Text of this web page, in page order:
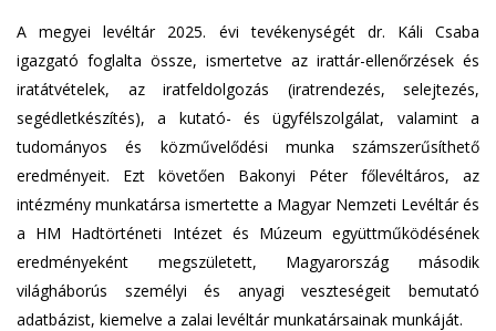
A megyei levéltár 2025. évi tevékenységét dr. Káli Csaba
igazgató foglalta össze, ismertetve az irattár-ellenőrzések és
iratátvételek, az iratfeldolgozás (iratrendezés, selejtezés,
segédletkészítés), a kutató- és ügyfélszolgálat, valamint a
tudományos és közművelődési munka számszerűsíthető
eredményeit. Ezt követően Bakonyi Péter főlevéltáros, az
intézmény munkatársa ismertette a Magyar Nemzeti Levéltár és
a HM Hadtörténeti Intézet és Múzeum együttműködésének
eredményeként megszületett, Magyarország második
világháborús személyi és anyagi veszteségeit bemutató
adatbázist, kiemelve a zalai levéltár munkatársainak munkáját.